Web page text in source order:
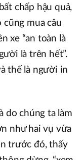
chấp hậu quả,
cũng mua câu
xe “an toàn là
là trên hết”.
thế là người in
do chúng ta làm
như hai vụ vừa
trước đó, thấy